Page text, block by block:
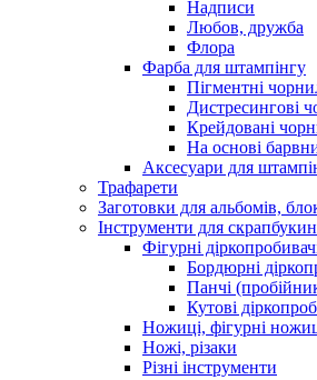
Надписи
Любов, дружба
Флора
Фарба для штампінгу
Пігментні
Дистресингові
Крейдовані
На основі
Аксесуари для
Трафарети
Заготовки для альбомів,
Інструменти для
Фігурні
Бордюрні
Панчі
Кутові
Ножиці, фігурні
Ножі, різаки
Різні інструменти